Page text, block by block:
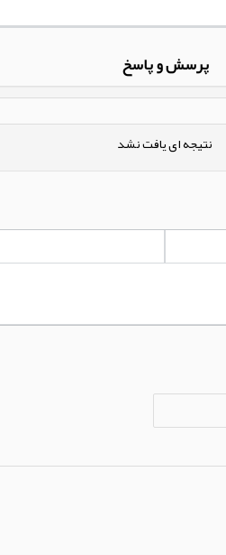
پرسش و پاسخ
نتیجه ای یافت نشد